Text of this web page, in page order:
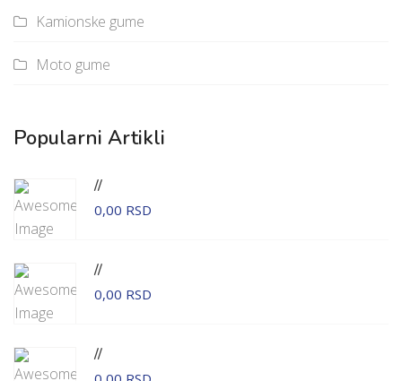
Kamionske gume
Moto gume
Popularni Artikli
//
0,00 RSD
//
0,00 RSD
//